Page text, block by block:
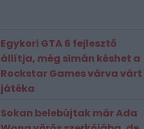
Egykori GTA 6 fejlesztő
állítja, még simán késhet a
Rockstar Games várva várt
játéka
Sokan belebújtak már Ada